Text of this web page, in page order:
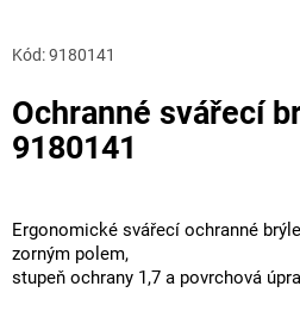
Ochranné svářecí
9180141
Kód:9180141
Ergonomické svářecí ochranné
zorným polem,
stupeň ochrany 1,7 a povrchová